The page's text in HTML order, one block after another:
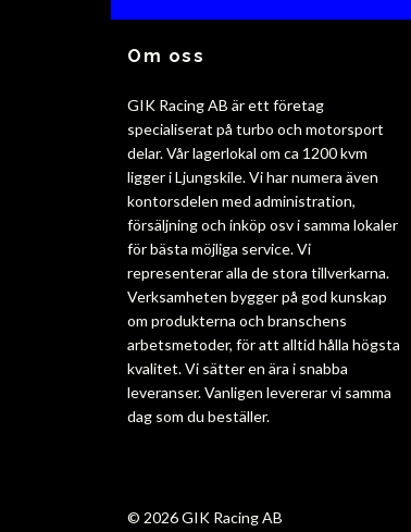
Om oss
GIK Racing AB är ett företag
specialiserat på turbo och motorsport
delar. Vår lagerlokal om ca 1200 kvm
ligger i Ljungskile. Vi har numera även
kontorsdelen med administration,
försäljning och inköp osv i samma lokaler
för bästa möjliga service. Vi
representerar alla de stora tillverkarna.
Verksamheten bygger på god kunskap
om produkterna och branschens
arbetsmetoder, för att alltid hålla högsta
kvalitet. Vi sätter en ära i snabba
leveranser. Vanligen levererar vi samma
dag som du beställer.
© 2026 GIK Racing AB